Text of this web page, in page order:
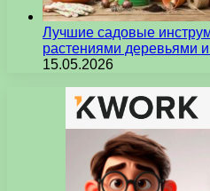
Лучшие садовые
растениями деревьями
15.05.2026